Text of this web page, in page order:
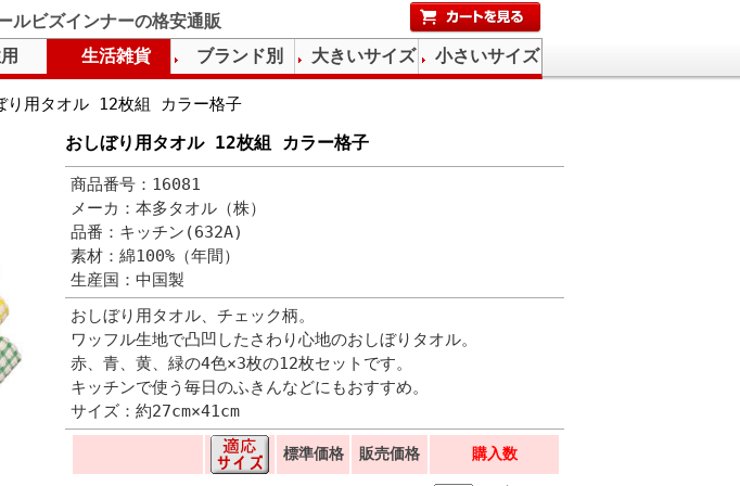
ビズインナーの格安通販
り用タオル 12枚組 カラー格子
おしぼり用タオル 12枚組 カラー格子
商品番号：16081
メーカ：本多タオル（株）
品番：キッチン(632A)
素材：綿100%（年間）
生産国：中国製
おしぼり用タオル、チェック柄。
ワッフル生地で凸凹したさわり心地のおしぼりタオル。
赤、青、黄、緑の4色×3枚の12枚セットです。
キッチンで使う毎日のふきんなどにもおすすめ。
サイズ：約27cm×41cm
標準価格 販売価格 購入数
生活雑貨 ブランド別 大きいサイズ 小さいサイズ